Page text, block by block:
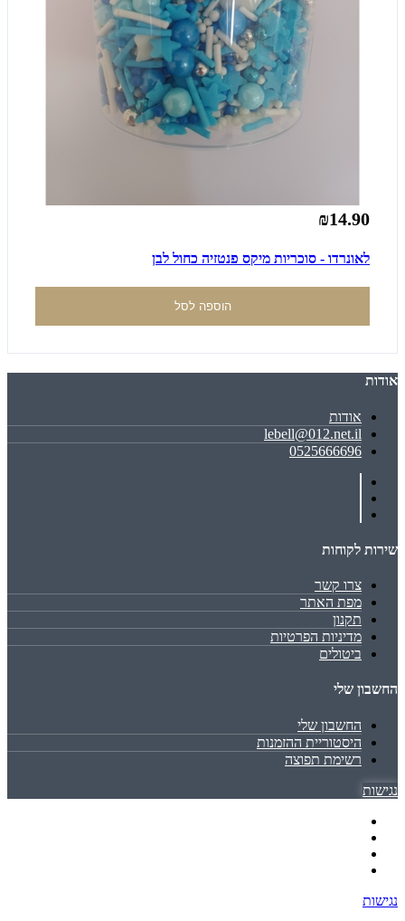
₪14.90
לאונרדו - סוכריות מיקס פנטזיה כחול לבן
הוספה לסל
אודות
אודות
lebell@012.net.il
0525666696
שירות לקוחות
צרו קשר
מפת האתר
תקנון
מדיניות הפרטיות
ביטולים
החשבון שלי
החשבון שלי
היסטוריית ההזמנות
רשימת תפוצה
נגישות
נגישות